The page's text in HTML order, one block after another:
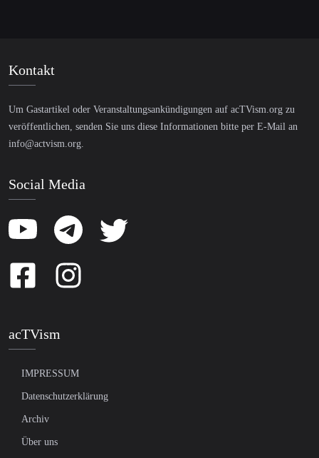
Kontakt
Um Gastartikel oder Veranstaltungsankündigungen auf acTVism.org zu
veröffentlichen, senden Sie uns diese Informationen bitte per E-Mail an
info@actvism.org
Social Media
acTVism
IMPRESSUM
Datenschutzerklärung
Archiv
Über uns